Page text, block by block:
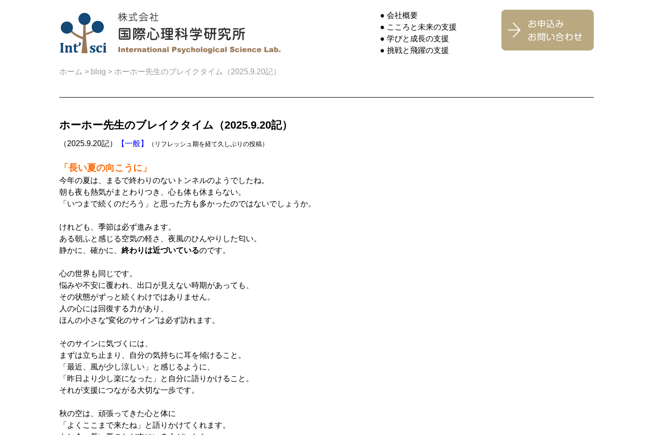
● 会社概要
● こころと未来の支援
● 学びと成長の支援
● 挑戦と飛躍の支援
ホーム > blog > ホーホー先生のブレイクタイム（2025.9.20記）
ホーホー先生のブレイクタイム（2025.9.20記）
（2025.9.20記） 【一般】 （リフレッシュ期を経て久しぶりの投稿）
「長い夏の向こうに」
今年の夏は、まるで終わりのないトンネルのようでしたね。
朝も夜も熱気がまとわりつき、心も体も休まらない。
「いつまで続くのだろう」と思った方も多かったのではないでしょうか。
けれども、季節は必ず進みます。
ある朝ふと感じる空気の軽さ、夜風のひんやりした匂い。
静かに、確かに、 終わりは近づいているのです。
心の世界も同じです。
悩みや不安に覆われ、出口が見えない時期があっても、
その状態がずっと続くわけではありません。
人の心には回復する力があり、
ほんの小さな“変化のサイン”は必ず訪れます。
そのサインに気づくには、
まずは立ち止まり、自分の気持ちに耳を傾けること。
「最近、風が少し涼しい」と感じるように、
「昨日より少し楽になった」と自分に語りかけること。
それが支援につながる大切な一歩です。
秋の空は、頑張ってきた心と体に
「よくここまで来たね」と語りかけてくれます。